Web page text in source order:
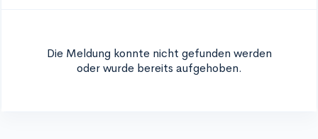
Die Meldung konnte nicht gefunden werden
oder wurde bereits aufgehoben.